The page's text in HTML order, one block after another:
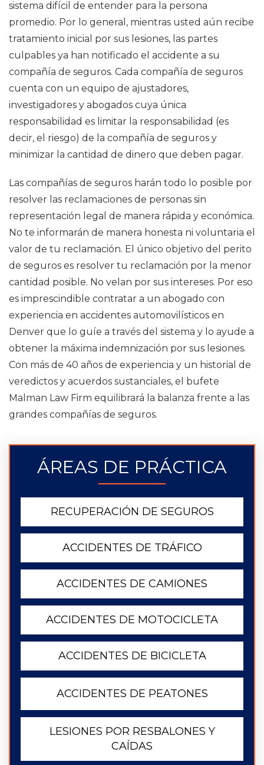
sistema difícil de entender para la persona
promedio. Por lo general, mientras usted aún recibe
tratamiento inicial por sus lesiones, las partes
culpables ya han notificado el accidente a su
compañía de seguros. Cada compañía de seguros
cuenta con un equipo de ajustadores,
investigadores y abogados cuya única
responsabilidad es limitar la responsabilidad (es
decir, el riesgo) de la compañía de seguros y
minimizar la cantidad de dinero que deben pagar.
Las compañías de seguros harán todo lo posible por
resolver las reclamaciones de personas sin
representación legal de manera rápida y económica.
No te informarán de manera honesta ni voluntaria el
valor de tu reclamación. El único objetivo del perito
de seguros es resolver tu reclamación por la menor
cantidad posible. No velan por sus intereses. Por eso
es imprescindible contratar a un abogado con
experiencia en accidentes automovilísticos en
Denver que lo guíe a través del sistema y lo ayude a
obtener la máxima indemnización por sus lesiones.
Con más de 40 años de experiencia y un historial de
veredictos y acuerdos sustanciales, el bufete
Malman Law Firm equilibrará la balanza frente a las
grandes compañías de seguros.
ÁREAS DE PRÁCTICA
RECUPERACIÓN DE SEGUROS
ACCIDENTES DE TRÁFICO
ACCIDENTES DE CAMIONES
ACCIDENTES DE MOTOCICLETA
ACCIDENTES DE BICICLETA
ACCIDENTES DE PEATONES
LESIONES POR RESBALONES Y
CAÍDAS